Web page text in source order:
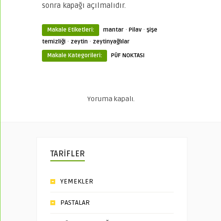
sonra kapağı açılmalıdır.
Makale Etiketleri: mantar · Pilav · şişe
temizliği · zeytin · zeytinyağlılar
Makale Kategorileri:
PÜF NOKTASI
Yoruma kapalı.
TARİFLER
YEMEKLER
PASTALAR